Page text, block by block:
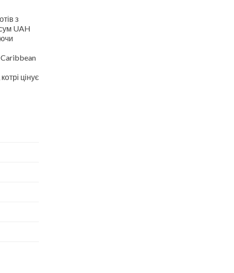
з
UAH
цінує